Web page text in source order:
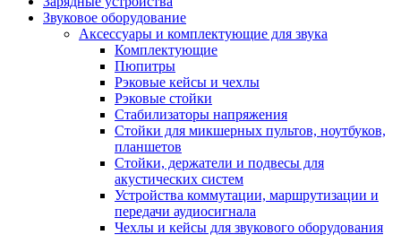
Звуковое оборудование
Аксессуары и комплектующие для звука
Комплектующие
Пюпитры
Рэковые кейсы и чехлы
Рэковые стойки
Стабилизаторы напряжения
Стойки для микшерных пультов, ноутбуков,
планшетов
Стойки, держатели и подвесы для
акустических систем
Устройства коммутации, маршрутизации и
передачи аудиосигнала
Чехлы и кейсы для звукового оборудования